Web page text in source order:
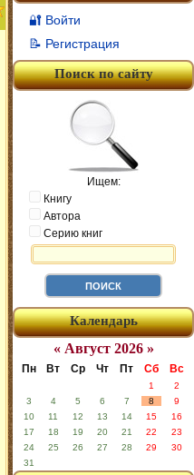
🔐 Войти
📝 Регистрация
Поиск по сайту
Ищем:
Книгу
Автора
Серию книг
Календарь
« Август 2026 »
Пн Вт Ср Чт Пт Сб Вс
1
2
3
4 5 6 7 8
9
10
11 12 13 14 15
16
17
18 19 20 21 22
23
24
25 26 27 28 29
30
31